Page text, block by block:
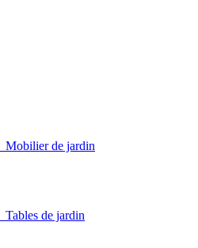
Mobilier de jardin
Tables de jardin